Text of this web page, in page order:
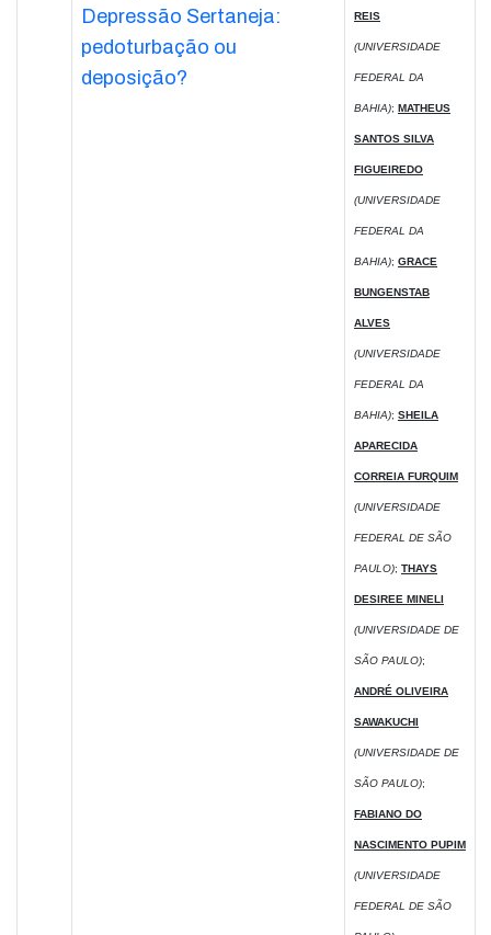
Depressão Sertaneja:
pedoturbação ou
deposição?
REIS
(UNIVERSIDADE
FEDERAL DA
BAHIA); MATHEUS
SANTOS SILVA
FIGUEIREDO
(UNIVERSIDADE
FEDERAL DA
BAHIA); GRACE
BUNGENSTAB
ALVES
(UNIVERSIDADE
FEDERAL DA
BAHIA); SHEILA
APARECIDA
CORREIA FURQUIM
(UNIVERSIDADE
FEDERAL DE SÃO
PAULO); THAYS
DESIREE MINELI
(UNIVERSIDADE DE
SÃO PAULO);
ANDRÉ OLIVEIRA
SAWAKUCHI
(UNIVERSIDADE DE
SÃO PAULO);
FABIANO DO
NASCIMENTO PUPIM
(UNIVERSIDADE
FEDERAL DE SÃO